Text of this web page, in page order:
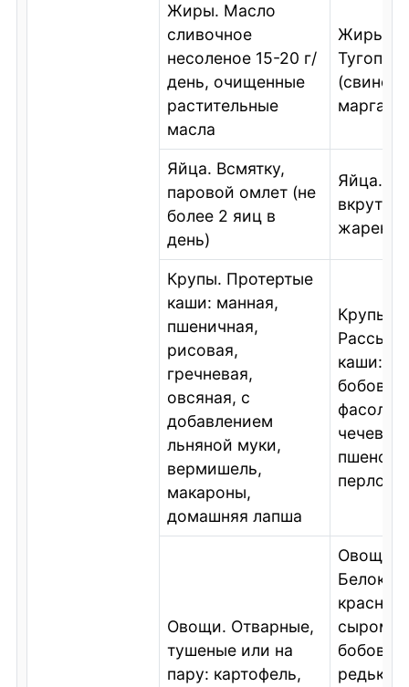
Жиры. Масло
сливочное
несоленое 15-20 г/
день, очищенные
растительные
масла
Жиры.
Яйца. Всмятку,
паровой омлет (не
более 2 яиц в
день)
Яйца.
Крупы. Протертые
каши: манная,
пшеничная,
рисовая,
гречневая,
овсяная, с
добавлением
льняной муки,
вермишель,
макароны,
домашняя лапша
Крупы.
каши:
бобовая
фасоль,
пшено,
Овощи. Отварные,
тушеные или на
пару: картофель,
Овощи.
красная
сыром
редька,